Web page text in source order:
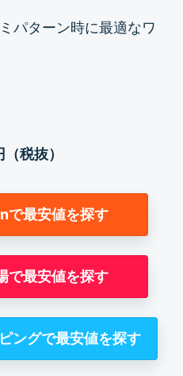
パターン時に最適なワ
税抜）
で最安値を探す
で最安値を探す
ングで最安値を探す